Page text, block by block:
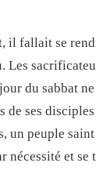
il fallait se
Les
du sabbat
de ses
un peuple
nécessité et se